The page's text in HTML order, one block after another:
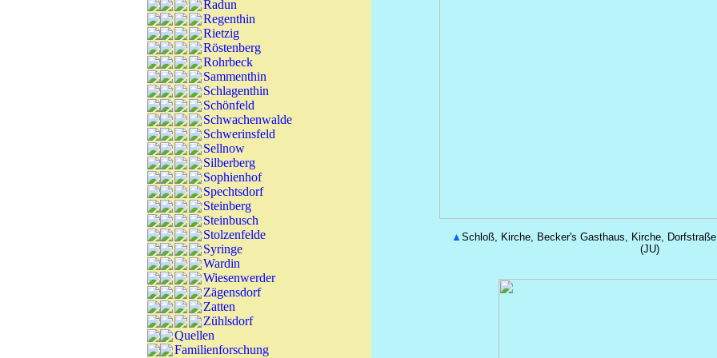
Radun
Regenthin
Rietzig
Röstenberg
Rohrbeck
Sammenthin
Schlagenthin
Schönfeld
Schwachenwalde
Schwerinsfeld
Sellnow
Silberberg
Sophienhof
Spechtsdorf
Steinberg
Steinbusch
Stolzenfelde
Syringe
Wardin
Wiesenwerder
Zägensdorf
Zatten
Zühlsdorf
Quellen
Familienforschung
▲ Schloß, Kirche, Becker's Gasthaus, Kirche,
(JU)